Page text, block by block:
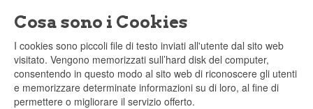
Cosa sono i Cookies
I cookies sono piccoli file di testo inviati all'utente dal sito web
visitato. Vengono memorizzati sull’hard disk del computer,
consentendo in questo modo al sito web di riconoscere gli utenti
e memorizzare determinate informazioni su di loro, al fine di
permettere o migliorare il servizio offerto.